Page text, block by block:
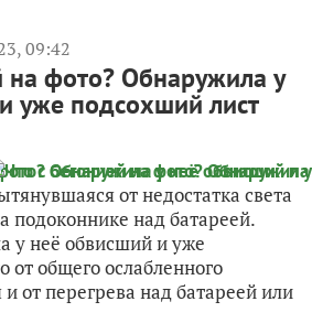
09:42
на фото? Обнаружила у
уже подсохший лист
от недостатка света
подоконнике над батареей.
у неё обвисший и уже
от общего ослабленного
и от перегрева над батареей или